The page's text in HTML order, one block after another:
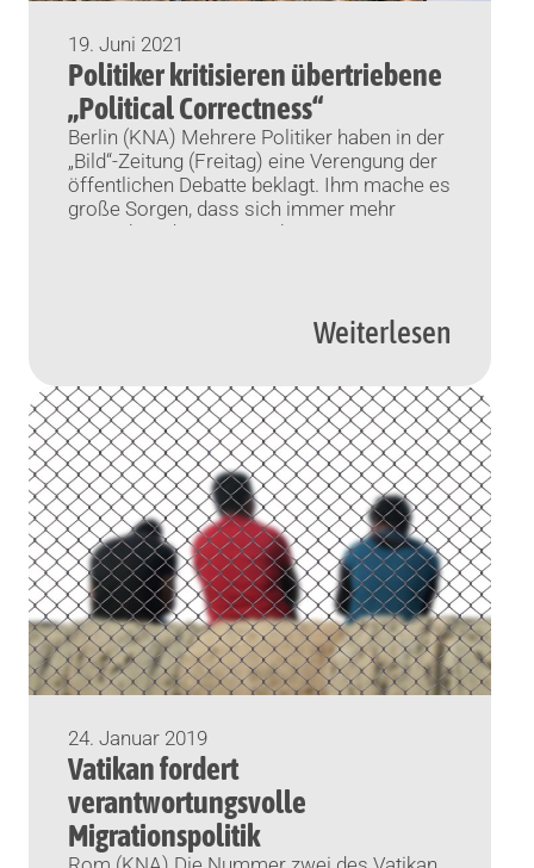
19. Juni 2021
Politiker kritisieren übertriebene
„Political Correctness“
Berlin (KNA) Mehrere Politiker haben in der
„Bild“-Zeitung (Freitag) eine Verengung der
öffentlichen Debatte beklagt. Ihm mache es
große Sorgen, dass sich immer mehr
Menschen daraus zurückzögen – „aus
meinem Wikipedia-Eintrag geht es weit
Weiterlesen
24. Januar 2019
Vatikan fordert
verantwortungsvolle
Migrationspolitik